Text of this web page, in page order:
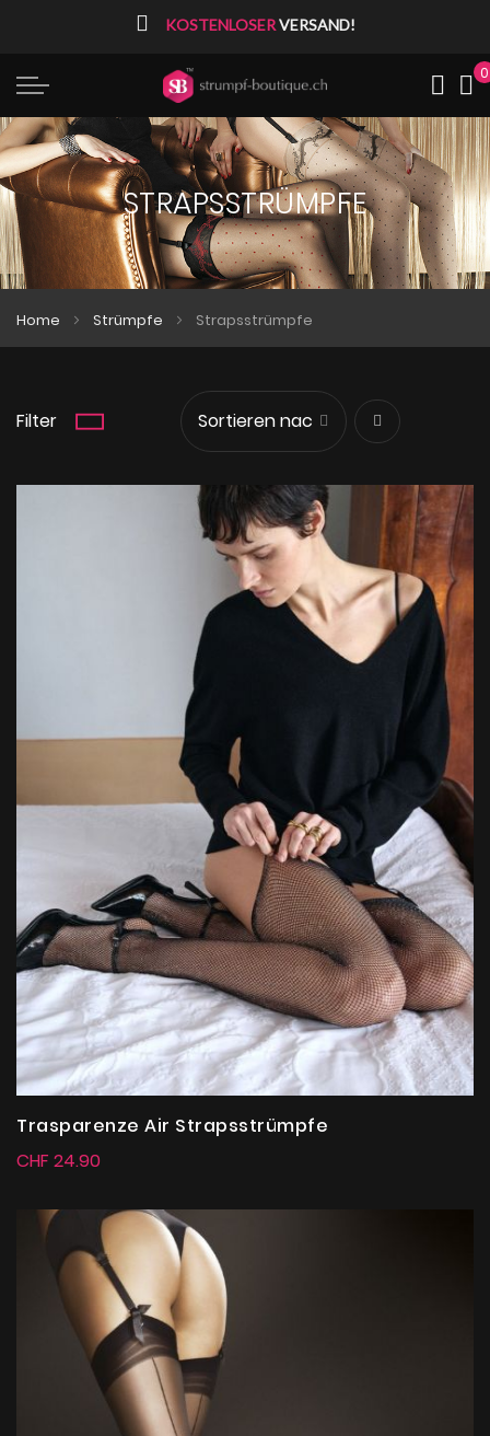
KOSTENLOSERVERSAND!
0
STRAPSSTRÜMPFE
Home Strümpfe Strapsstrümpfe
Filter
Absteigend
sortieren
Trasparenze Air Strapsstrümpfe
CHF 24.90